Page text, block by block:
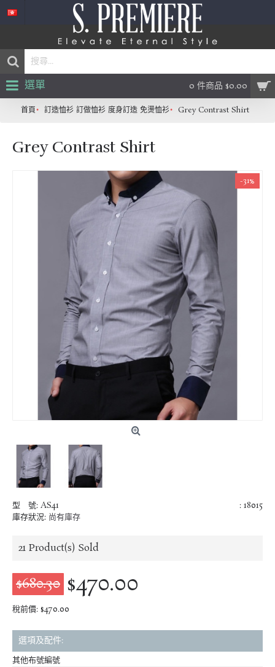
0 件商品 $0.00
選單
首頁 訂造恤衫 訂做恤衫 度身訂造 免燙恤衫 Grey Contrast Shirt
Grey Contrast Shirt
-31%
: 18015
型 號: AS41
庫存狀況: 尚有庫存
21 Product(s) Sold
$680.30 $470.00
稅前價: $470.00
選項及配件:
其他布號編號